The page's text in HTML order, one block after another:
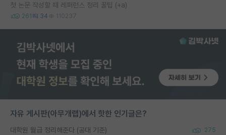
첫 논문 작성할 때 레퍼런스 정리 꿀팁 (+a)
261 34 110237
자유 게시판(아무개랩)에서 핫한 인기글은?
대학원 월급 정리해준다 (공대 기준) 275